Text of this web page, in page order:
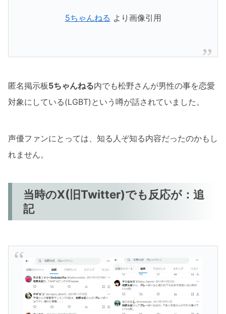
5ちゃんねる より画像引用
匿名掲示板5ちゃんねる内でも松野さんが男性の事を恋愛
対象にしている(LGBT)という噂が話されていました。
声優ファンにとっては、知る人ぞ知る内容だったのかもし
れません。
当時のX(旧Twitter)でも反応が：追
記